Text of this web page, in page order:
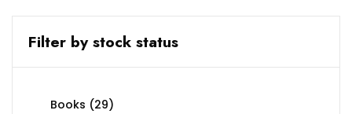
Filter by stock status
Books 2929